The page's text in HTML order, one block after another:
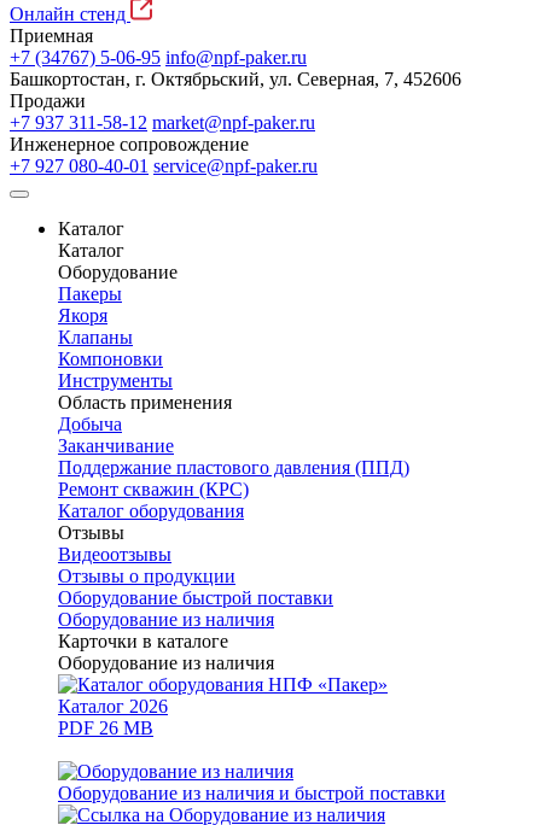
Онлайн стенд
Приемная
+7 (34767) 5-06-95 info@npf-paker.ru
Башкортостан, г. Октябрьский, ул. Северная, 7, 452606
Продажи
+7 937 311-58-12 market@npf-paker.ru
Инженерное сопровождение
+7 927 080-40-01 service@npf-paker.ru
Каталог
Каталог
Оборудование
Пакеры
Якоря
Клапаны
Компоновки
Инструменты
Область применения
Добыча
Заканчивание
Поддержание пластового давления (ППД)
Ремонт скважин (КРС)
Каталог оборудования
Отзывы
Видеоотзывы
Отзывы о продукции
Оборудование быстрой поставки
Оборудование из наличия
Карточки в каталоге
Оборудование из наличия
Каталог 2026
PDF 26 MB
Оборудование из наличия и быстрой поставки